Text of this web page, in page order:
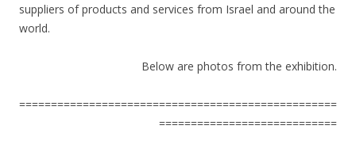
suppliers of products and services from Israel and around the
world.
Below are photos from the exhibition.
==================================================
============================